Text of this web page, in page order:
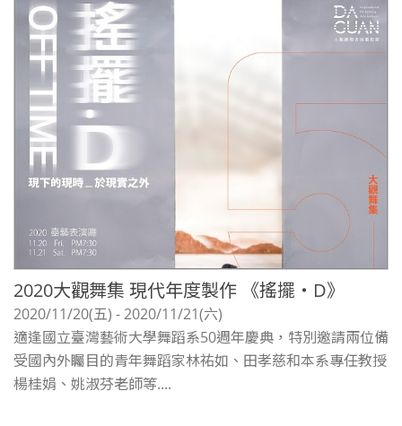
2020大觀舞集 現代年度製作 《搖擺‧D》
2020/11/20(五) - 2020/11/21(六)
適逢國立臺灣藝術大學舞蹈系50週年慶典，特別邀請兩位備
受國內外矚目的青年舞蹈家林祐如、田孝慈和本系專任教授
楊桂娟、姚淑芬老師等....